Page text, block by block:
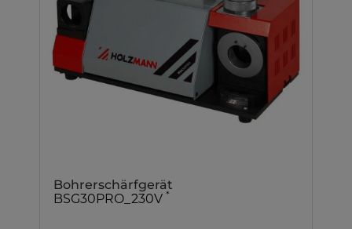
Bohrerschärfgerät
BSG30PRO_230V *